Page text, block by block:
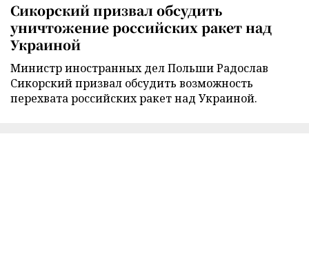
Сикорский призвал обсудить
уничтожение российских ракет над
Украиной
Министр иностранных дел Польши Радослав
Сикорский призвал обсудить возможность
перехвата российских ракет над Украиной.